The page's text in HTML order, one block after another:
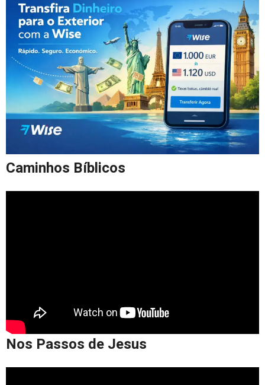
Caminhos Bíblicos
Nos Passos de Jesus